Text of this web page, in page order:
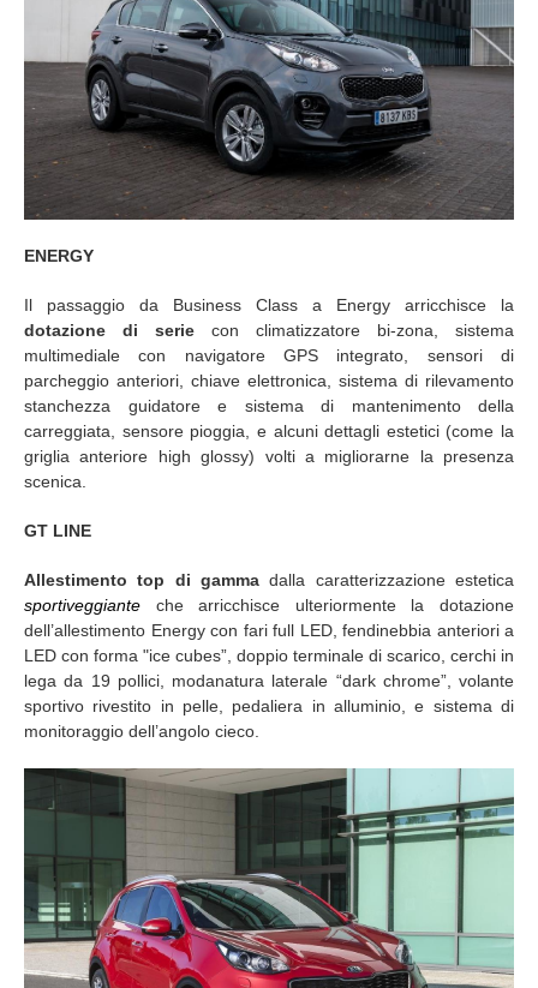
ENERGY
Il passaggio da Business Class a Energy arricchisce la
dotazione di serie con climatizzatore bi-zona, sistema
multimediale con navigatore GPS integrato, sensori di
parcheggio anteriori, chiave elettronica, sistema di rilevamento
stanchezza guidatore e sistema di mantenimento della
carreggiata, sensore pioggia, e alcuni dettagli estetici (come la
griglia anteriore high glossy) volti a migliorarne la presenza
scenica.
GT LINE
Allestimento top di gammadalla caratterizzazione estetica
sportiveggiante che arricchisce ulteriormente la dotazione
dell’allestimento Energy con fari full LED, fendinebbia anteriori a
LED con forma "ice cubes”, doppio terminale di scarico, cerchi in
lega da 19 pollici, modanatura laterale “dark chrome”, volante
sportivo rivestito in pelle, pedaliera in alluminio, e sistema di
monitoraggio dell’angolo cieco.